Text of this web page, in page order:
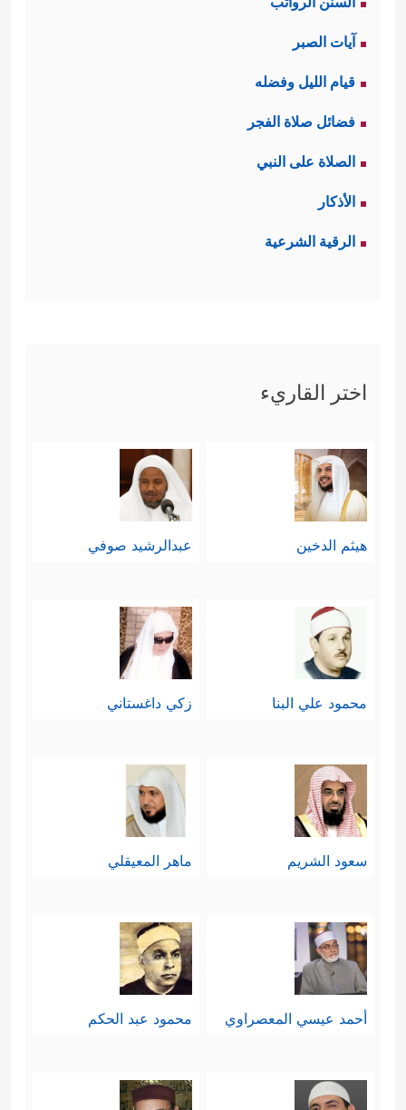
آيات الصبر
قيام الليل وفضله
فضائل صلاة الفجر
الصلاة على النبي
الأذكار
الرقية الشرعية
اختر القاريء
هيثم الدخين عبدالرشيد صوفي
محمود علي البنا زكي داغستاني
سعود الشريم ماهر المعيقلي
أحمد عيسي المعصراوي محمود عبد الحكم